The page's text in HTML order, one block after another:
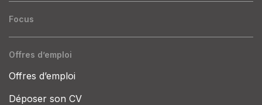
Focus
Offres d’emploi
Offres d’emploi
Déposer son CV